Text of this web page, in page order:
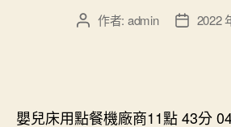
文 作者: admin
文
期
2022
嬰兒床用點餐機廠商11點 43分